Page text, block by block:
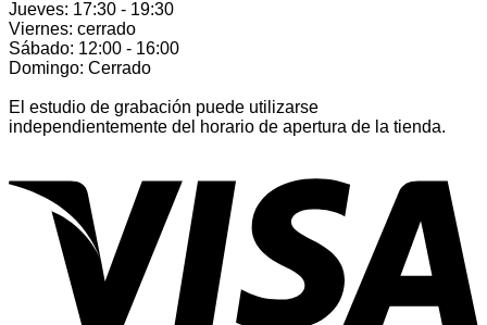
Jueves: 17:30 - 19:30
Viernes: cerrado
Sábado: 12:00 - 16:00
Domingo: Cerrado
El estudio de grabación puede utilizarse
independientemente del horario de apertura de la tienda.